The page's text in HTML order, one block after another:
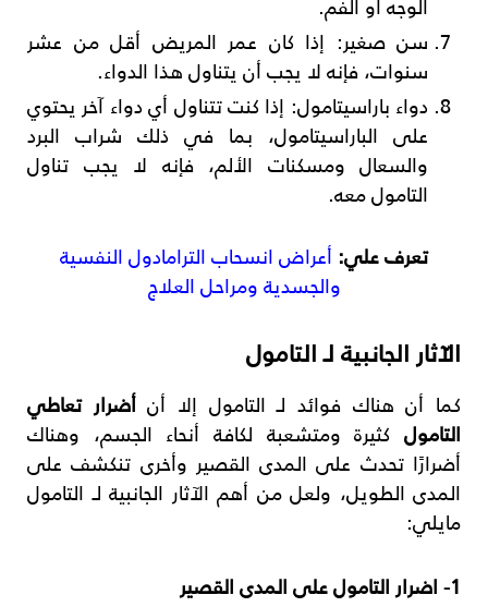
سن صغير: إذا كان عمر المريض أقل من عشر
سنوات، فإنه لا يجب أن يتناول هذا الدواء.
دواء باراسيتامول: إذا كنت تتناول أي دواء آخر يحتوي
على الباراسيتامول، بما في ذلك شراب البرد
والسعال ومسكنات الألم، فإنه لا يجب تناول
التامول معه.
تعرف علي: أعراض انسحاب الترامادول النفسية
والجسدية ومراحل العلاج
الآثار الجانبية لـ التامول
كما أن هناك فوائد لـ التامول إلا أنأضرار تعاطي
التامول كثيرة ومتشعبة لكافة أنحاء الجسم، وهناك
أضرارًا تحدث على المدى القصير وأخرى تنكشف على
المدى الطويل، ولعل من أهم الآثار الجانبية لـ التامول
مايلي:
1- اضرار التامول على المدى القصير